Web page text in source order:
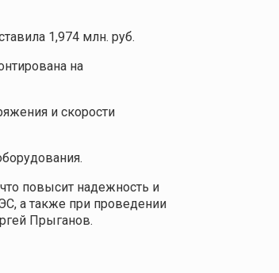
1,974 млн. руб.
на
и скорости
повысит надежность и
а также при проведении
Прыганов.